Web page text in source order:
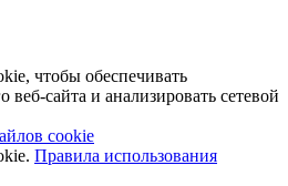
чтобы обеспечивать
сайта и анализировать сетевой
cookie
Правила использования